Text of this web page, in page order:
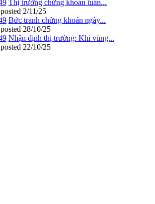
Thị trường chứng khoán tuần...
posted 2/11/25
Bức tranh chứng khoán ngày...
posted 28/10/25
Nhận định thị trường: Khi vùng...
posted 22/10/25